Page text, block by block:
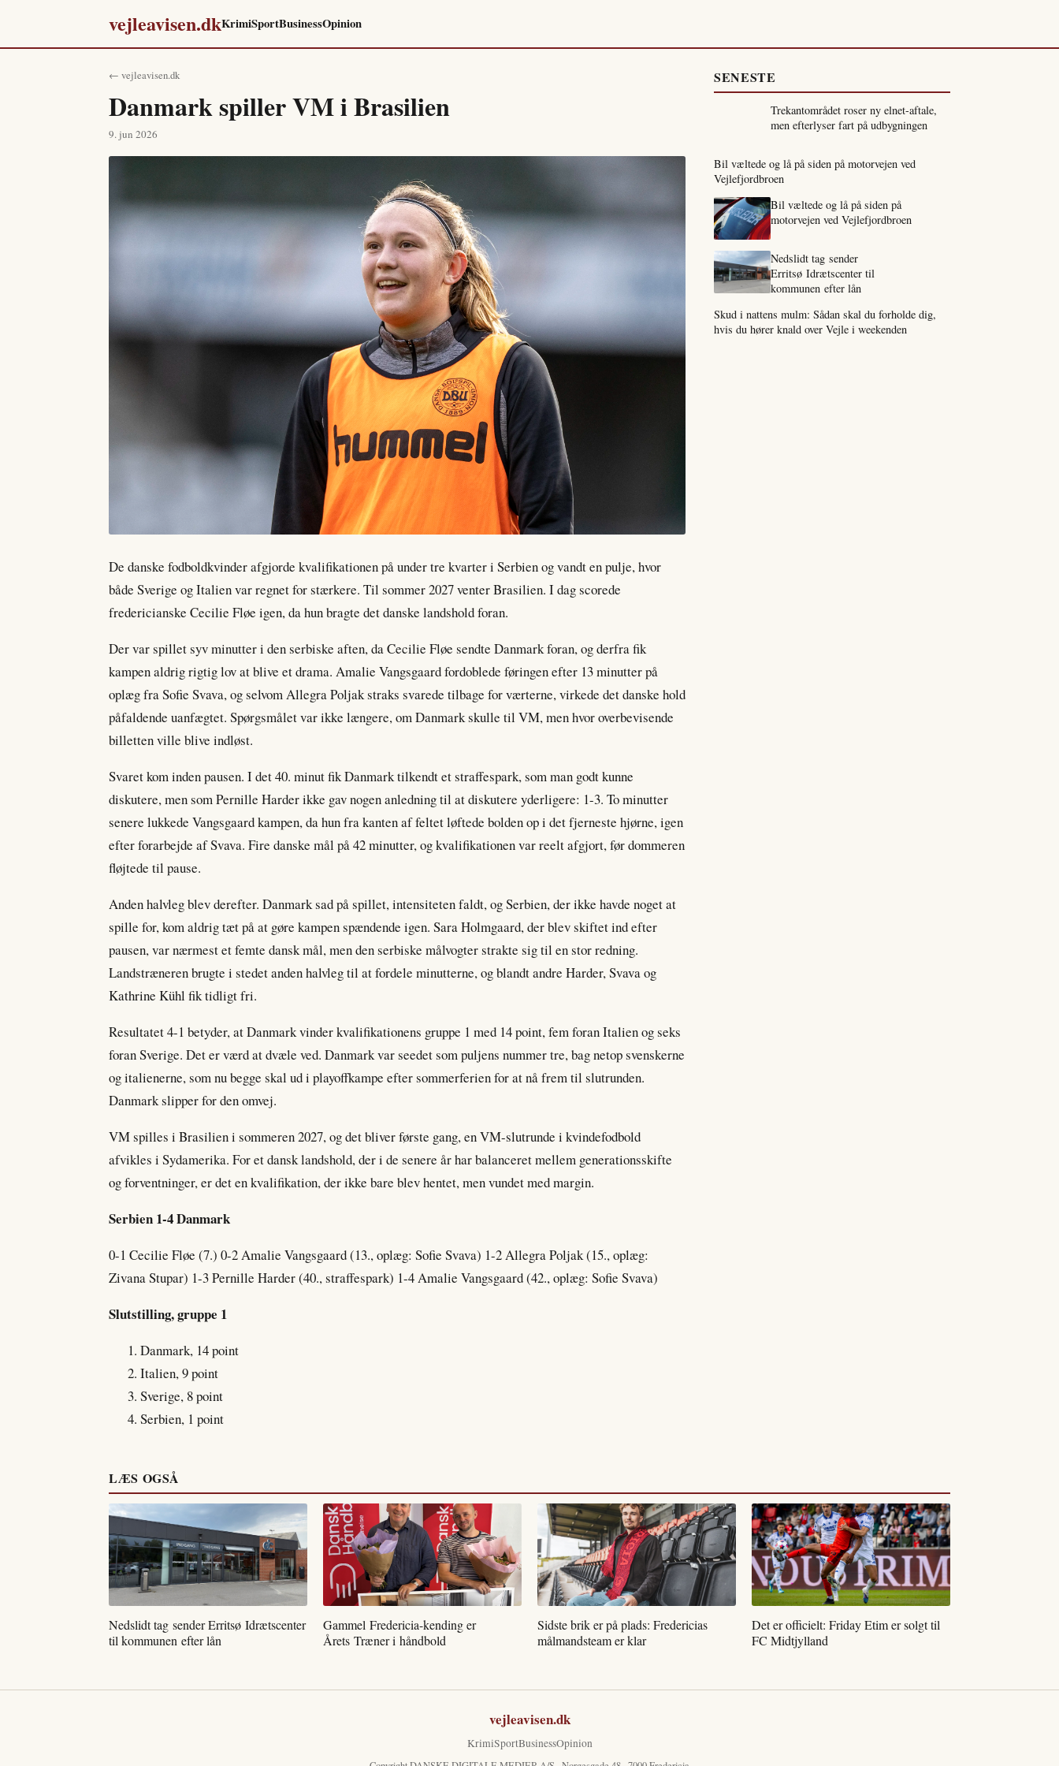
vejleavisen.dkKrimiSportBusinessOpinion
← vejleavisen.dk
Danmark spiller VM i Brasilien
9. jun 2026
De danske fodboldkvinder afgjorde kvalifikationen på under tre kvarter i Serbien og vandt en pulje, hvor
både Sverige og Italien var regnet for stærkere. Til sommer 2027 venter Brasilien. I dag scorede
fredericianske Cecilie Fløe igen, da hun bragte det danske landshold foran.
Der var spillet syv minutter i den serbiske aften, da Cecilie Fløe sendte Danmark foran, og derfra fik
kampen aldrig rigtig lov at blive et drama. Amalie Vangsgaard fordoblede føringen efter 13 minutter på
oplæg fra Sofie Svava, og selvom Allegra Poljak straks svarede tilbage for værterne, virkede det danske hold
påfaldende uanfægtet. Spørgsmålet var ikke længere, om Danmark skulle til VM, men hvor overbevisende
billetten ville blive indløst.
Svaret kom inden pausen. I det 40. minut fik Danmark tilkendt et straffespark, som man godt kunne
diskutere, men som Pernille Harder ikke gav nogen anledning til at diskutere yderligere: 1-3. To minutter
senere lukkede Vangsgaard kampen, da hun fra kanten af feltet løftede bolden op i det fjerneste hjørne, igen
efter forarbejde af Svava. Fire danske mål på 42 minutter, og kvalifikationen var reelt afgjort, før dommeren
fløjtede til pause.
Anden halvleg blev derefter. Danmark sad på spillet, intensiteten faldt, og Serbien, der ikke havde noget at
spille for, kom aldrig tæt på at gøre kampen spændende igen. Sara Holmgaard, der blev skiftet ind efter
pausen, var nærmest et femte dansk mål, men den serbiske målvogter strakte sig til en stor redning.
Landstræneren brugte i stedet anden halvleg til at fordele minutterne, og blandt andre Harder, Svava og
Kathrine Kühl fik tidligt fri.
Resultatet 4-1 betyder, at Danmark vinder kvalifikationens gruppe 1 med 14 point, fem foran Italien og seks
foran Sverige. Det er værd at dvæle ved. Danmark var seedet som puljens nummer tre, bag netop svenskerne
og italienerne, som nu begge skal ud i playoffkampe efter sommerferien for at nå frem til slutrunden.
Danmark slipper for den omvej.
VM spilles i Brasilien i sommeren 2027, og det bliver første gang, en VM-slutrunde i kvindefodbold
afvikles i Sydamerika. For et dansk landshold, der i de senere år har balanceret mellem generationsskifte
og forventninger, er det en kvalifikation, der ikke bare blev hentet, men vundet med margin.
Serbien 1-4 Danmark
0-1 Cecilie Fløe (7.) 0-2 Amalie Vangsgaard (13., oplæg: Sofie Svava) 1-2 Allegra Poljak (15., oplæg:
Zivana Stupar) 1-3 Pernille Harder (40., straffespark) 1-4 Amalie Vangsgaard (42., oplæg: Sofie Svava)
Slutstilling, gruppe 1
Danmark, 14 point
Italien, 9 point
Sverige, 8 point
Serbien, 1 point
SENESTE
Trekantområdet roser ny elnet-aftale,
men efterlyser fart på udbygningen
Bil væltede og lå på siden på motorvejen ved
Vejlefjordbroen
Bil væltede og lå på siden på
motorvejen ved Vejlefjordbroen
Nedslidt tag sender
Erritsø Idrætscenter til
kommunen efter lån
Skud i nattens mulm: Sådan skal du forholde dig,
hvis du hører knald over Vejle i weekenden
LÆS OGSÅ
Nedslidt tag sender Erritsø Idrætscenter
til kommunen efter lån
Gammel Fredericia-kending er
Årets Træner i håndbold
Sidste brik er på plads: Fredericias
målmandsteam er klar
Det er officielt: Friday Etim er solgt til
FC Midtjylland
vejleavisen.dk
KrimiSportBusinessOpinion